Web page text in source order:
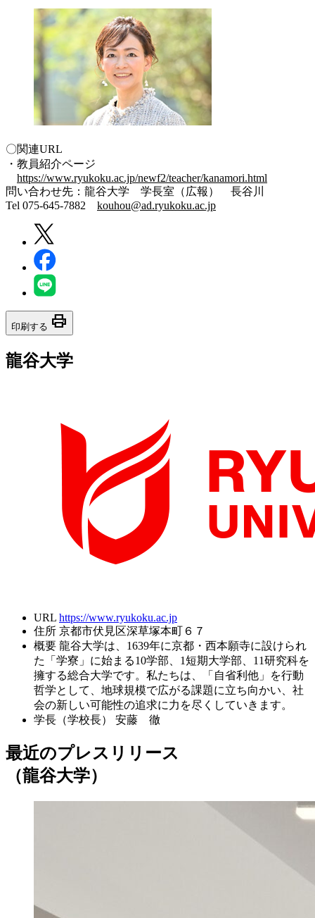
〇関連URL
・教員紹介ページ
https://www.ryukoku.ac.jp/newf2/teacher/kanamori.html
問い合わせ先：龍谷大学 学長室（広報） 長谷川
Tel 075-645-7882 kouhou@ad.ryukoku.ac.jp
印刷する print
龍谷大学
URL https://www.ryukoku.ac.jp
住所 京都市伏見区深草塚本町６７
概要 龍谷大学は、1639年に京都・西本願寺に設けられ
た「学寮」に始まる10学部、1短期大学部、11研究科を
擁する総合大学です。私たちは、「自省利他」を行動
哲学として、地球規模で広がる課題に立ち向かい、社
会の新しい可能性の追求に力を尽くしていきます。
学長（学校長）
安藤 徹
最近のプレスリリース
（龍谷大学）